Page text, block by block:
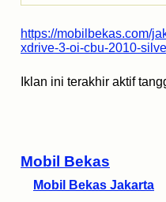
Mobil Bekas
Mobil Bekas Jakarta
https://mobilbekas.com/
xdrive-3-oi-cbu-2010-
Iklan ini terakhir aktif